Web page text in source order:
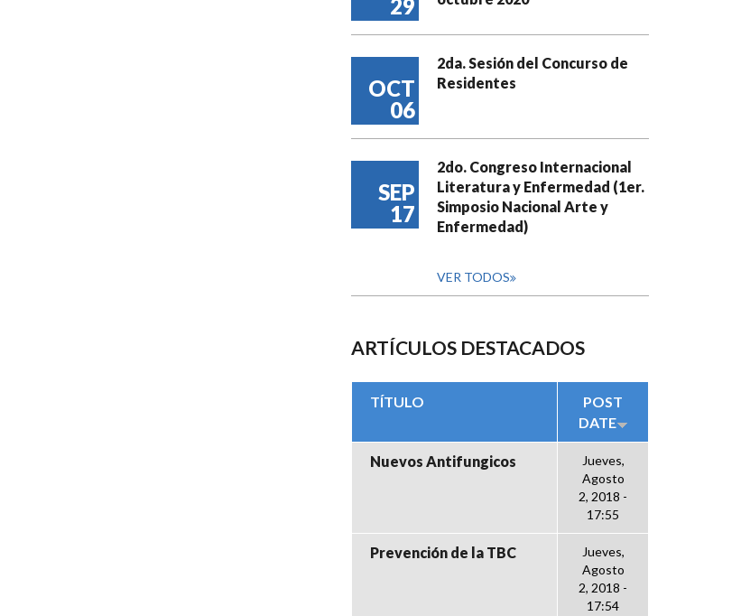
29
OCT
06
2da. Sesión del Concurso de
Residentes
SEP
17
2do. Congreso Internacional
Literatura y Enfermedad (1er.
Simposio Nacional Arte y
Enfermedad)
VER TODOS
ARTÍCULOS DESTACADOS
TÍTULO
POST
DATE
Nuevos Antifungicos
Jueves,
Agosto
2, 2018 -
17:55
Prevención de la TBC
Jueves,
Agosto
2, 2018 -
17:54